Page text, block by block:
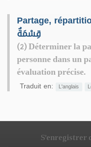
Partage,
قِسْمَةٌ
(2) Déterminer la
personne dans un
évaluation précise.
Traduit en: L'anglais
S'enregistrer